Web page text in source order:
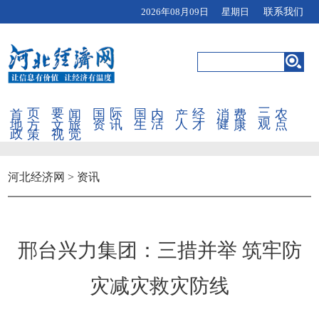
2026年08月09日 星期日 联系我们
地方 文旅 资讯 生活 人才 健康 观点
政策 视觉
河北经济网 > 资讯
邢台兴力集团：三措并举 筑牢防
灾减灾救灾防线